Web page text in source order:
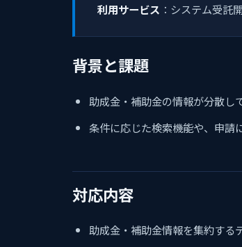
利用サービス ：システム受託
背景と課題
助成金・補助金の情報が分散し
条件に応じた検索機能や、申請
対応内容
助成金・補助金情報を集約する